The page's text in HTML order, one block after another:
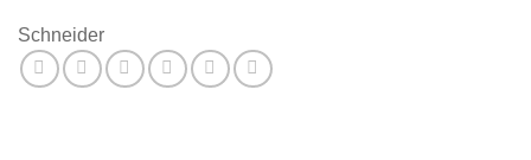
Schneider